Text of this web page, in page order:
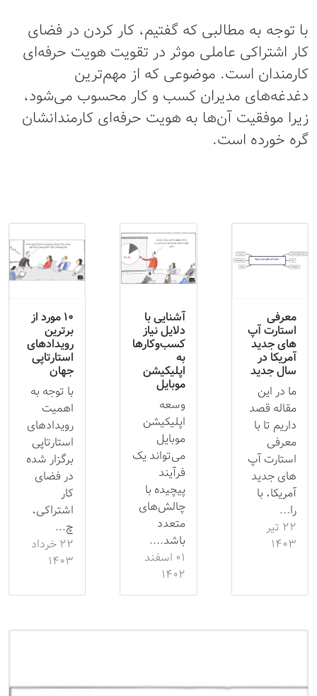
با توجه به مطالبی که گفتیم، کار کردن در فضای
کار اشتراکی عاملی موثر در تقویت هویت حرفه‌ای
کارمندان است. موضوعی که از مهم‌ترین
دغدغه‌های مدیران کسب و کار محسوب می‌شود،
زیرا موفقیت آن‌ها به هویت حرفه‌ای کارمندانشان
گره خورده است.
معرفی
استارت آپ
های جدید
آمریکا در
سال جدید
ما در این
مقاله قصد
داریم تا با
معرفی
استارت آپ
های جدید
آمریکا، با
را...
۲۲ تیر
۱۴۰۳
آشنایی با
دلایل نیاز
کسب‌وکارها
به
اپلیکیشن
موبایل
وسعه
اپلیکیشن
موبایل
می‌تواند یک
فرآیند
پیچیده با
چالش‌های
متعدد
باشد....
۰۱ اسفند
۱۴۰۲
10 مورد از
برترین
رویدادهای
استارتاپی
جهان
با توجه به
اهمیت
رویدادهای
استارتاپی
برگزار شده
در فضای
کار
اشتراکی،
چ...
۲۲ خرداد
۱۴۰۳